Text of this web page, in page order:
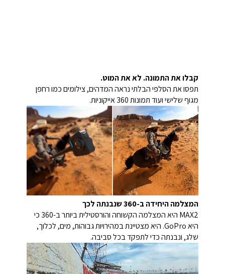
קבלו את התמונה. לא את המוט.
תפסו את הסלפי הבלתי נראה המדהים, צילומים כמו רחפן
מגוף שלישי ועוד תמונות 360 אייקוניות.
המצלמה היחידה ב-360 שנבנתה לכך
MAX2 היא המצלמה הקשוחה והורסטילית ביותר ב-360 כי
היא GoPro. היא מצטיינת במהירויות גבוהות, מים, לכלוך,
שלג, ונבנתה כדי לתפקד בכל סביבה.